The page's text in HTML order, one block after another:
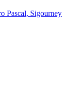
Pascal, Sigourney